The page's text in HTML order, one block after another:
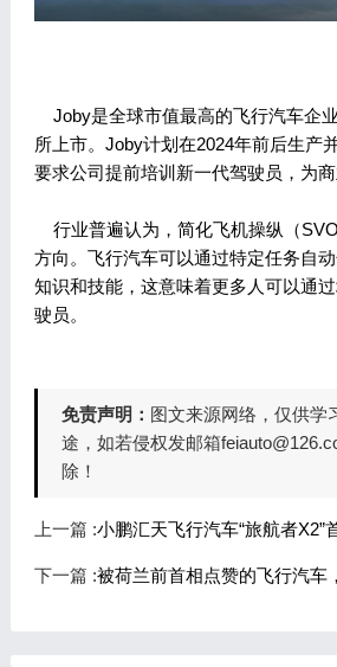
Joby是全球市值最高的飞行汽车企
所上市。Joby计划在2024年前后生产
要求公司提前培训新一代驾驶员，为商
行业普遍认为，简化飞机操纵（
方向。飞行汽车可以通过特定任务自
知识和技能，这意味着更多人可以通
驶员。
免责声明： 图文来源网络，仅供学
途，如若侵权发邮箱
除！
上一篇 :小鹏汇天飞行汽车“旅航者X2”
下一篇 :被荷兰前首相点赞的飞行汽车